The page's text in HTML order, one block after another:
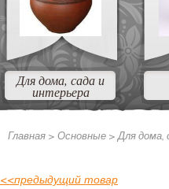
Для дома, сада и
интерьера
Главная > Основные >Для дома,
<<предыдущий товар